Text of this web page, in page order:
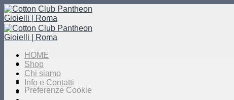
Salta
ai
contenuti
HOME
Shop
Chi siamo
Info e Contatti
Preferenze Cookie